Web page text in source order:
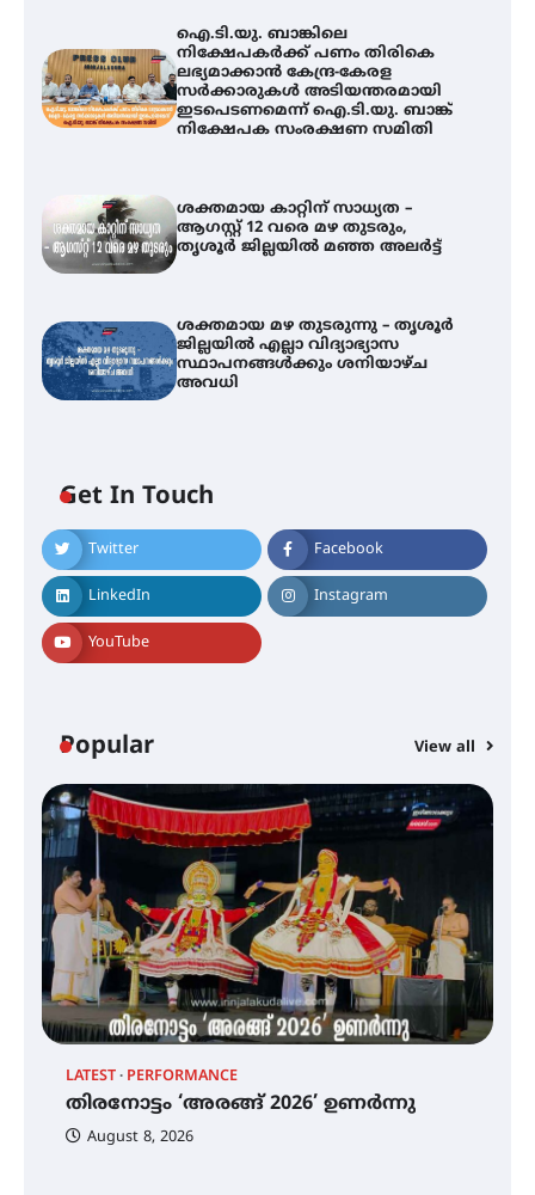
ഐ.ടി.യു. ബാങ്കിലെ
നിക്ഷേപകർക്ക് പണം തിരികെ
ലഭ്യമാക്കാൻ കേന്ദ്ര-കേരള
സർക്കാരുകൾ അടിയന്തരമായി
ഇടപെടണമെന്ന് ഐ.ടി.യു. ബാങ്ക്
നിക്ഷേപക സംരക്ഷണ സമിതി
ശക്തമായ കാറ്റിന് സാധ്യത –
ആഗസ്റ്റ് 12 വരെ മഴ തുടരും,
തൃശൂർ ജില്ലയിൽ മഞ്ഞ അലർട്ട്
ശക്തമായ മഴ തുടരുന്നു – തൃശൂർ
ജില്ലയിൽ എല്ലാ വിദ്യാഭ്യാസ
സ്ഥാപനങ്ങൾക്കും ശനിയാഴ്ച
അവധി
Get In Touch
Twitter Facebook
LinkedIn Instagram
YouTube
Popular View all
LATEST PERFORMANCE
തിരനോട്ടം ‘അരങ്ങ് 2026’ ഉണർന്നു
August 8, 2026
ഐ.ടി.യു. ബാങ്കിലെ
നിക്ഷേപകർക്ക് പണം തിരികെ
ലഭ്യമാക്കാൻ കേന്ദ്ര-കേരള
സർക്കാരുകൾ അടിയന്തരമായി
ഇടപെടണമെന്ന് ഐ.ടി.യു. ബാങ്ക്
നിക്ഷേപക സംരക്ഷണ സമിതി
ശക്തമായ കാറ്റിന് സാധ്യത –
ജില്ലയിൽ എല്ലാ വിദ്യാഭ്യാസ
സ്ഥാപനങ്ങൾക്കും ശനിയാഴ്ച
അവധി
എം.ജി. യൂണിവേഴ്‌സിറ്റിയിൽ നിന്ന്
ഇംഗ്ളീഷ് സാഹിത്യത്തിൽ
ഡോക്ടറേറ്റ് നേടിയ എൻ. ആര്യ
ട്യുണീഷ്യൻ ചിത്രം ” ദി വോയിസ്
ഫിലിം സൊസൈറ്റി ആഗസ്റ്റ് 7
വെള്ളിയാഴ്ച സ്‌ക്രീൻ ചെയ്യുന്നു